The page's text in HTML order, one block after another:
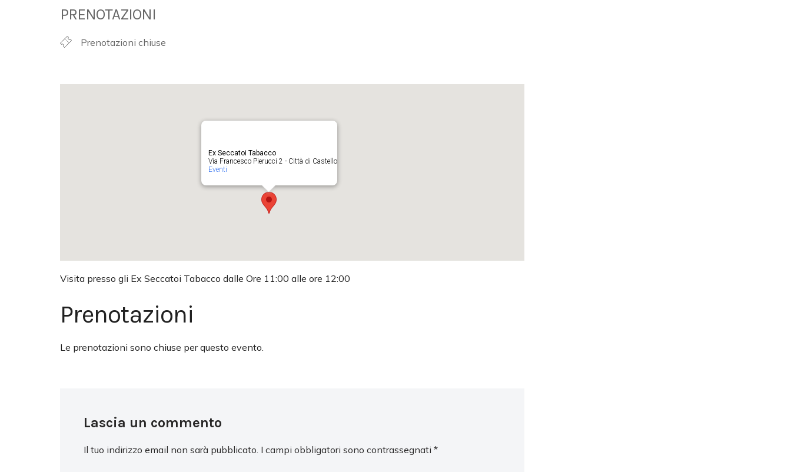
PRENOTAZIONI
Prenotazioni chiuse
Ex Seccatoi Tabacco
Via Francesco Pierucci 2 - Città di Castello
Eventi
Visita presso gli Ex Seccatoi Tabacco dalle Ore 11:00 alle ore 12:00
Prenotazioni
Le prenotazioni sono chiuse per questo evento.
Lascia un commento
Il tuo indirizzo email non sarà pubblicato. I campi obbligatori sono contrassegnati *